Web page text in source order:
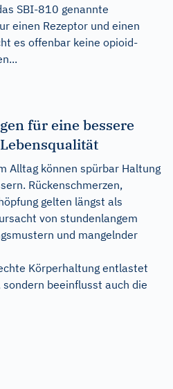
SBI-810 genannte
einen Rezeptor und einen
es offenbar keine opioid-
für eine bessere
Alltag können spürbar Haltung
Rückenschmerzen,
gelten längst als
von stundenlangem
und mangelnder
Körperhaltung entlastet
beeinflusst auch die